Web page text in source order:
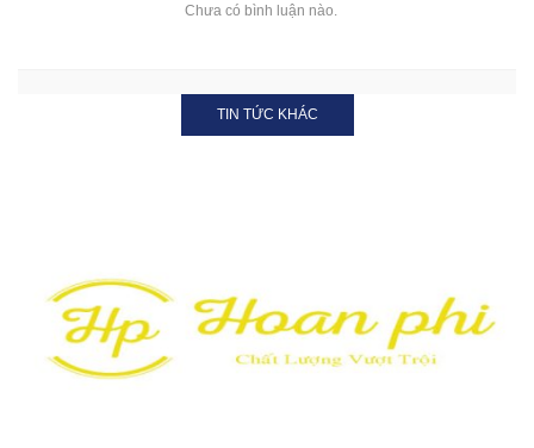
Chưa có bình luận nào.
TIN TỨC KHÁC